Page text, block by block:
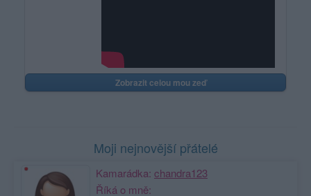
Zobrazit celou mou zeď
Moji nejnovější přátelé
Kamarádka: chandra123
Říká o mně: